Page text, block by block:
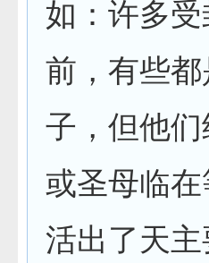
如：许多
前，有些
子，但他
或圣母临
活出了天